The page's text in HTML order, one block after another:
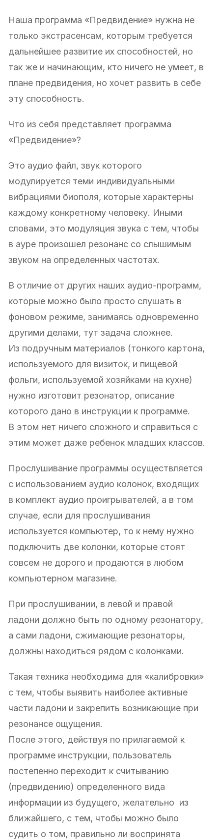
Наша программа «Предвидение» нужна не
только экстрасенсам, которым требуется
дальнейшее развитие их способностей, но
так же и начинающим, кто ничего не умеет, в
плане предвидения, но хочет развить в себе
эту способность.
Что из себя представляет программа
«Предвидение»?
Это аудио файл, звук которого
модулируется теми индивидуальными
вибрациями биополя, которые характерны
каждому конкретному человеку. Иными
словами, это модуляция звука с тем, чтобы
в ауре произошел резонанс со слышимым
звуком на определенных частотах.
В отличие от других наших аудио-программ,
которые можно было просто слушать в
фоновом режиме, занимаясь одновременно
другими делами, тут задача сложнее.
Из подручным материалов (тонкого картона,
используемого для визиток, и пищевой
фольги, используемой хозяйками на кухне)
нужно изготовит резонатор, описание
которого дано в инструкции к программе.
В этом нет ничего сложного и справиться с
этим может даже ребенок младших классов.
Прослушивание программы осуществляется
с использованием аудио колонок, входящих
в комплект аудио проигрывателей, а в том
случае, если для прослушивания
используется компьютер, то к нему нужно
подключить две колонки, которые стоят
совсем не дорого и продаются в любом
компьютерном магазине.
При прослушивании, в левой и правой
ладони должно быть по одному резонатору,
а сами ладони, сжимающие резонаторы,
должны находиться рядом с колонками.
Такая техника необходима для «калибровки»
с тем, чтобы выявить наиболее активные
части ладони и закрепить возникающие при
резонансе ощущения.
После этого, действуя по прилагаемой к
программе инструкции, пользователь
постепенно переходит к считыванию
(предвидению) определенного вида
информации из будущего, желательно из
ближайшего, с тем, чтобы можно было
судить о том, правильно ли воспринята